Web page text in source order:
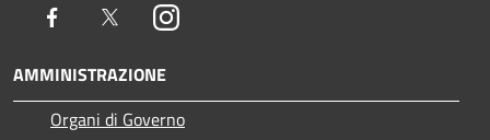
Facebook TwitterInstagram
AMMINISTRAZIONE
Organi di Governo